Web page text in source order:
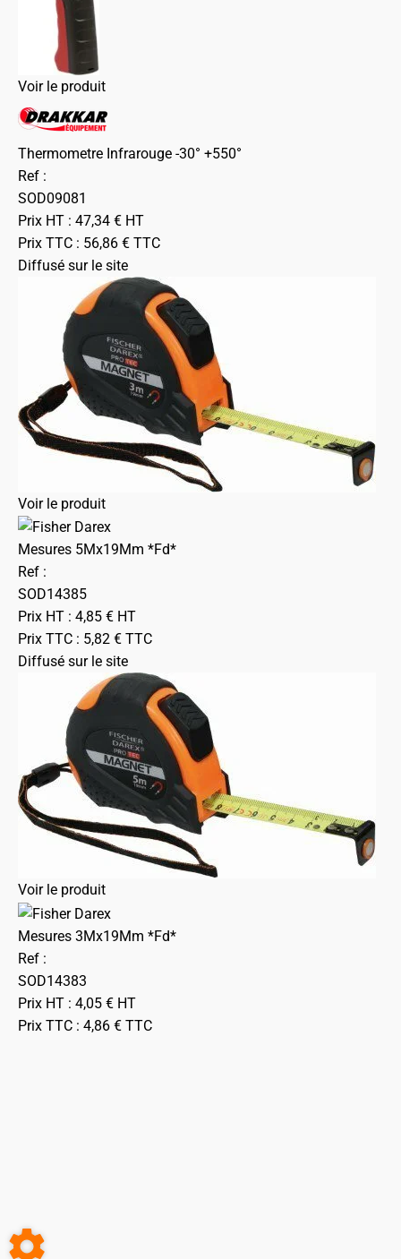
Voir le produit
Thermometre Infrarouge -30° +550°
Ref :
SOD09081
Prix HT : 47,34 € HT
Prix TTC : 56,86 € TTC
Diffusé sur le site
Voir le produit
Mesures 5Mx19Mm *Fd*
Ref :
SOD14385
Prix HT : 4,85 € HT
Prix TTC : 5,82 € TTC
Diffusé sur le site
Voir le produit
Mesures 3Mx19Mm *Fd*
Ref :
SOD14383
Prix HT : 4,05 € HT
Prix TTC : 4,86 € TTC